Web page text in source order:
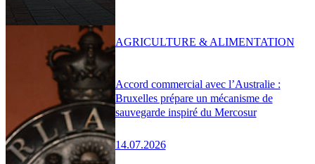
Accord commercial avec l’Australie :
Bruxelles prépare un mécanisme de
sauvegarde inspiré du Mercosur
14.07.2026
AGRICULTURE & ALIMENTATION